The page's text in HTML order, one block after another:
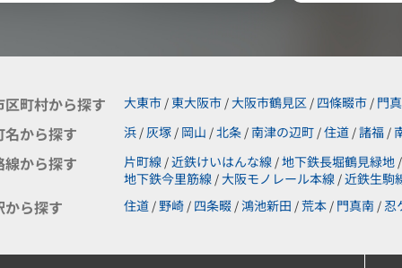
区町村から探す 大東市 / 東大阪市 / 大阪市鶴見区 / 四條畷市 / 門
名から探す 浜 / 灰塚 / 岡山 /北条 /南津の辺町 /住道 /諸福 /
線から探す 片町線 /近鉄けいはんな線 /地下鉄長堀鶴見緑地 /
地下鉄今里筋線 / 大阪モノレール本線 /近鉄生駒
から探す 住道 /野崎 / 四条畷 /鴻池新田 /荒本 / 門真南 /忍